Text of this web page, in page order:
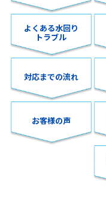
よくある水回り
トラブル
対応までの流れ
お客様の声